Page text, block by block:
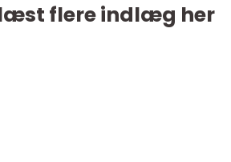
flere indlæg her